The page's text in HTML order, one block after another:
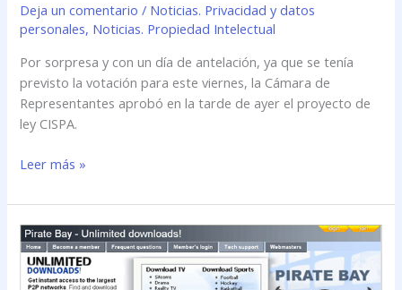
Deja un comentario / Noticias. Privacidad y datos
personales, Noticias. Propiedad Intelectual
Por sorpresa y con un día de antelación, ya que se tenía
previsto la votación para este viernes, la Cámara de
Representantes aprobó en la tarde de ayer el proyecto de
ley CISPA.
Leer más »
¿Qué
fundamentos
llevaron